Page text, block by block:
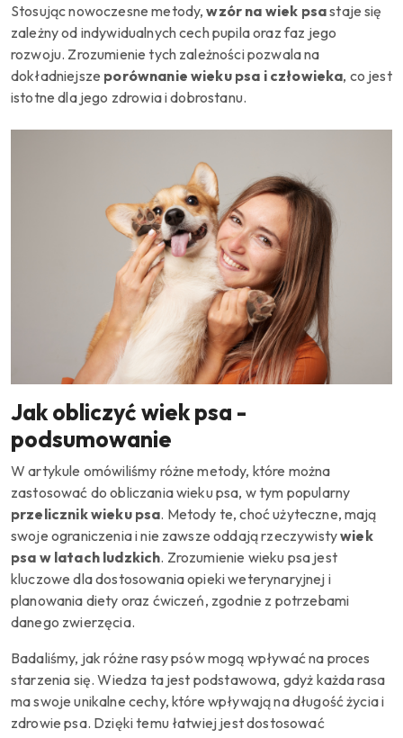
Stosując nowoczesne metody,wzór na wiek psastaje się
zależny od indywidualnych cech pupila oraz faz jego
rozwoju. Zrozumienie tych zależności pozwala na
dokładniejsze porównanie wieku psa i człowieka, co jest
istotne dla jego zdrowia i dobrostanu.
Jak obliczyć wiek psa -
podsumowanie
W artykule omówiliśmy różne metody, które można
zastosować do obliczania wieku psa, w tym popularny
przelicznik wieku psa. Metody te, choć użyteczne, mają
swoje ograniczenia i nie zawsze oddają rzeczywistywiek
psa w latach ludzkich. Zrozumienie wieku psa jest
kluczowe dla dostosowania opieki weterynaryjnej i
planowania diety oraz ćwiczeń, zgodnie z potrzebami
danego zwierzęcia.
Badaliśmy, jak różne rasy psów mogą wpływać na proces
starzenia się. Wiedza ta jest podstawowa, gdyż każda rasa
ma swoje unikalne cechy, które wpływają na długość życia i
zdrowie psa. Dzięki temu łatwiej jest dostosować